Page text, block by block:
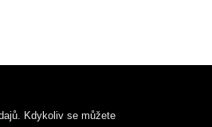
Kdykoliv se můžete